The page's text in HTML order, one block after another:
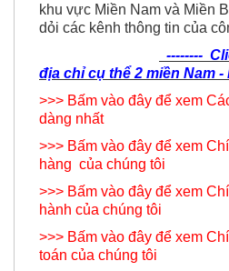
khu vực Miền Nam và Miền
dỏi các kênh thông tin của
--------
địa chỉ cụ thể 2 miền Nam -
>>> Bấm vào đây để xem
dàng nhất
>>> Bấm vào đây để xem
hàng của chúng tôi
>>> Bấm vào đây để xem
hành của chúng tôi
>>> Bấm vào đây để xem
toán của chúng tôi